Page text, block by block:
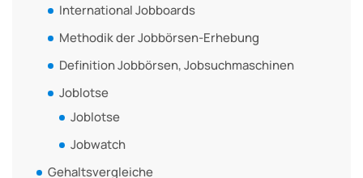
International Jobboards
Methodik der Jobbörsen-Erhebung
Definition Jobbörsen, Jobsuchmaschinen
Joblotse
Joblotse
Jobwatch
Gehaltsvergleiche